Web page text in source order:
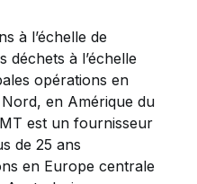
à l’échelle de
déchets à l’échelle
opérations en
en Amérique du
est un fournisseur
de 25 ans
en Europe centrale